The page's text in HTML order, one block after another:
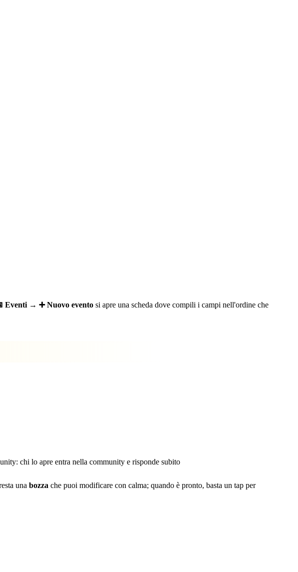
Eventi → ➕ Nuovo evento si apre una scheda dove compili i campi nell'ordine che
chi lo apre entra nella community e risponde subito
una bozza che puoi modificare con calma; quando è pronto, basta un tap per